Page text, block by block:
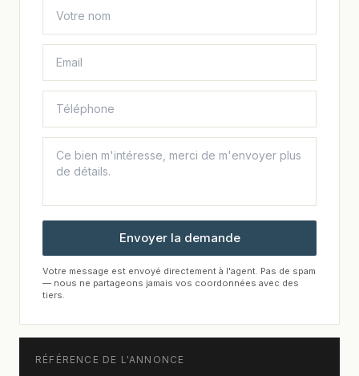
Envoyer la demande
Votre message est envoyé directement à l'agent. Pas de spam
— nous ne partageons jamais vos coordonnées avec des
tiers.
RÉFÉRENCE DE L'ANNONCE